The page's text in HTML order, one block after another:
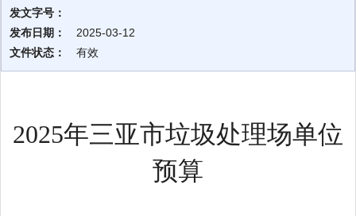
发文字号：
发布日期：
2025-03-12
文件状态：
有效
2025年三亚市垃圾处理场单位
预算